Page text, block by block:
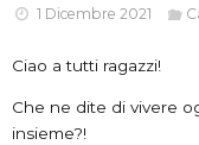
1 Dicembre 2021
Ciao a tutti ragazzi!
Che ne dite di vivere
insieme?!